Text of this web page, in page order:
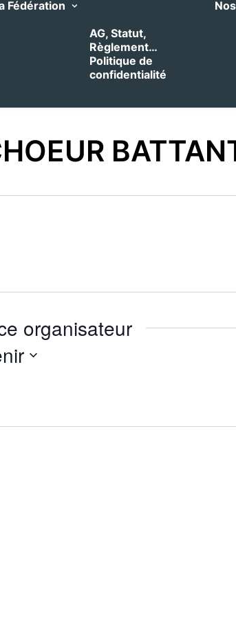
Fédération
AG, Statut,
Règlement…
Politique de
confidentialité
organisateur